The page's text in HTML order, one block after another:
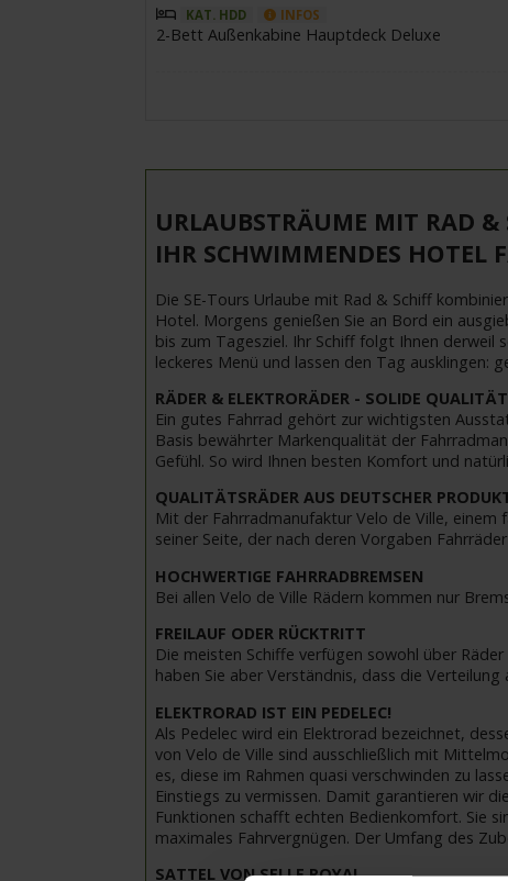
KAT. HDD INFOS
2-Bett Außenkabine Hauptdeck Deluxe
URLAUBSTRÄUME MIT RAD &
IHR SCHWIMMENDES HOTEL
Die SE-Tours Urlaube mit Rad & Schiff
Hotel. Morgens genießen Sie an Bord ein
bis zum Tagesziel. Ihr Schiff folgt Ihnen derweil
leckeres Menü und lassen den Tag ausklingen:
RÄDER & ELEKTRORÄDER - SOLIDE
Ein gutes Fahrrad gehört zur wichtigsten
Basis bewährter Markenqualität der
Gefühl. So wird Ihnen besten Komfort und
QUALITÄTSRÄDER AUS DEUTSCHER
Mit der Fahrradmanufaktur Velo de Ville,
seiner Seite, der nach deren Vorgaben
HOCHWERTIGE FAHRRADBREMSEN
Bei allen Velo de Ville Rädern kommen nur
FREILAUF ODER RÜCKTRITT
Die meisten Schiffe verfügen sowohl über
haben Sie aber Verständnis, dass die
ELEKTRORAD IST EIN PEDELEC!
Als Pedelec wird ein Elektrorad bezeichnet,
von Velo de Ville sind ausschließlich mit
es, diese im Rahmen quasi verschwinden zu
Einstiegs zu vermissen. Damit garantieren wir
Funktionen schafft echten Bedienkomfort. Sie
maximales Fahrvergnügen. Der Umfang des
SATTEL VON SELLE ROYAL